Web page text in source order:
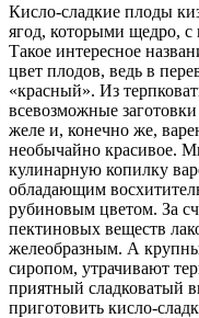
Кисло-сладкие плоды
ягод, которыми щедро, с
Такое интересное
цвет плодов, ведь в
«красный». Из
всевозможные
желе и, конечно же,
необычайно красивое.
кулинарную копилку
обладающим
рубиновым цветом. За
пектиновых веществ
желеобразным. А
сиропом, утрачивают
приятный сладковатый
приготовить кисло-